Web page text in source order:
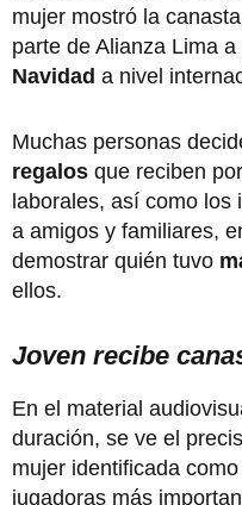
mujer mostró la
parte de Alianza Lima
Navidad a nivel
Muchas personas
regalos que reciben
laborales, así como los
a amigos y familiares,
demostrar quién tuvo
ellos.
Joven recibe
En el material
duración, se ve el
mujer identificada como
jugadoras más